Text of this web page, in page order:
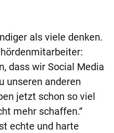
als viele denken.
dass wir Social Media
unseren anderen
jetzt schon so viel
mehr schaffen.“
echte und harte